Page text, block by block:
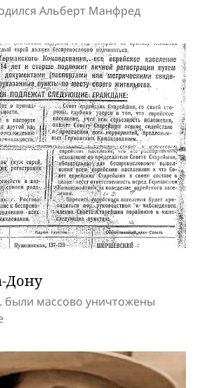
Альберт Манфред
Дону
были массово уничтожены